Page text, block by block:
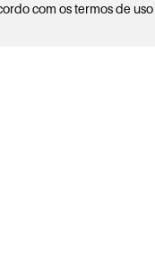
com ostermos de